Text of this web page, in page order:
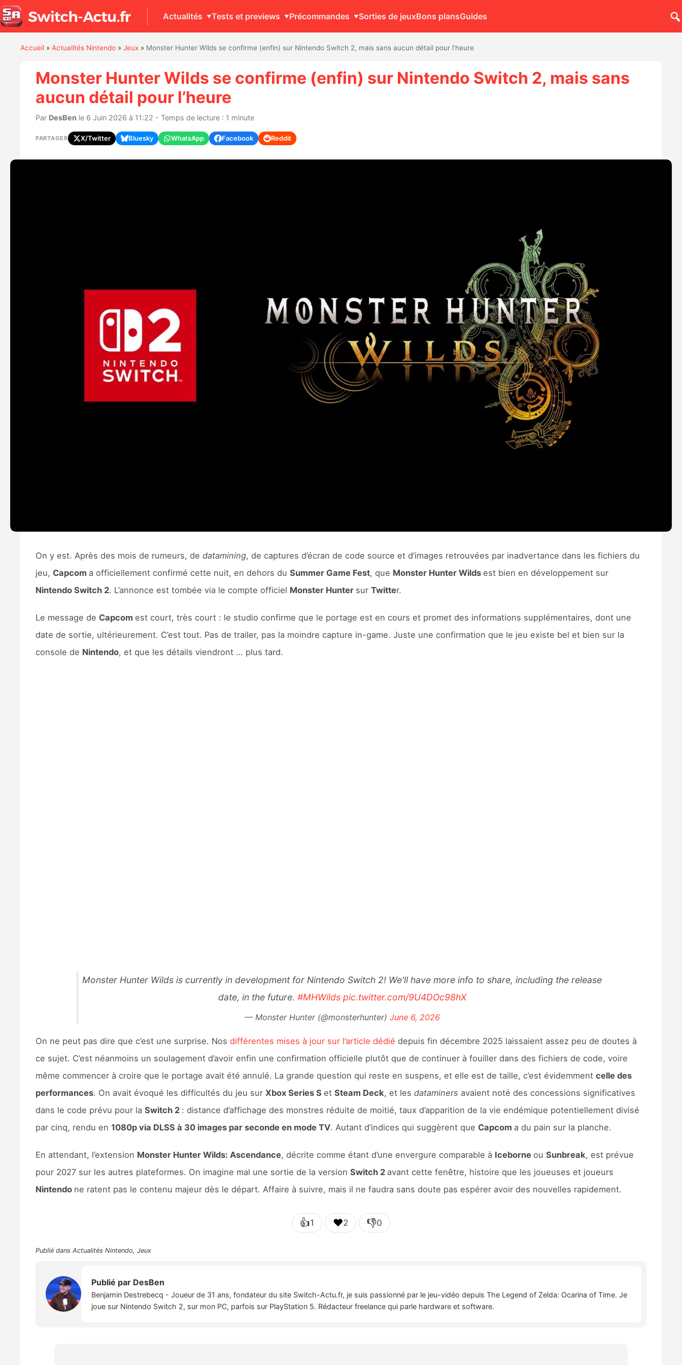
Actualités Tests et previews Précommandes Sorties de jeuxBons plansGuides
Accueil» Actualités Nintendo» Jeux» Monster Hunter Wilds se confirme (enfin) sur Nintendo Switch 2, mais sans aucun détail pour l’heure
Monster Hunter Wilds se confirme (enfin) sur Nintendo Switch 2, mais sans
aucun détail pour l’heure
Par DesBen le 6 Juin 2026 à 11:22 - Temps de lecture : 1 minute
PARTAGER X/Twitter Bluesky WhatsApp Facebook Reddit
On y est. Après des mois de rumeurs, de datamining, de captures d’écran de code source et d’images retrouvées par inadvertance dans les fichiers du
jeu, Capcom a officiellement confirmé cette nuit, en dehors du Summer Game Fest, que Monster Hunter Wilds est bien en développement sur
Nintendo Switch 2. L’annonce est tombée via le compte officiel Monster Hunter sur Twitter.
Le message de Capcom est court, très court : le studio confirme que le portage est en cours et promet des informations supplémentaires, dont une
date de sortie, ultérieurement. C’est tout. Pas de trailer, pas la moindre capture in-game. Juste une confirmation que le jeu existe bel et bien sur la
console de Nintendo, et que les détails viendront … plus tard.
Monster Hunter Wilds is currently in development for Nintendo Switch 2! We'll have more info to share, including the release
date, in the future. #MHWilds pic.twitter.com/9U4DOc98hX
— Monster Hunter (@monsterhunter) June 6, 2026
On ne peut pas dire que c’est une surprise. Nos différentes mises à jour sur l’article dédié depuis fin décembre 2025 laissaient assez peu de doutes à
ce sujet. C’est néanmoins un soulagement d’avoir enfin une confirmation officielle plutôt que de continuer à fouiller dans des fichiers de code, voire
même commencer à croire que le portage avait été annulé. La grande question qui reste en suspens, et elle est de taille, c’est évidemment celle des
performances. On avait évoqué les difficultés du jeu sur Xbox Series S et Steam Deck, et les dataminers avaient noté des concessions significatives
dans le code prévu pour la Switch 2 : distance d’affichage des monstres réduite de moitié, taux d’apparition de la vie endémique potentiellement divisé
par cinq, rendu en 1080p via DLSS à 30 images par seconde en mode TV. Autant d’indices qui suggèrent que Capcom a du pain sur la planche.
En attendant, l’extension Monster Hunter Wilds: Ascendance, décrite comme étant d’une envergure comparable à Iceborne ou Sunbreak, est prévue
pour 2027 sur les autres plateformes. On imagine mal une sortie de la version Switch 2 avant cette fenêtre, histoire que les joueuses et joueurs
Nintendo ne ratent pas le contenu majeur dès le départ. Affaire à suivre, mais il ne faudra sans doute pas espérer avoir des nouvelles rapidement.
👍1 ❤️2 👎0
Publié dans Actualités Nintendo, Jeux
Publié par DesBen
Benjamin Destrebecq - Joueur de 31 ans, fondateur du site Switch-Actu.fr, je suis passionné par le jeu-vidéo depuis The Legend of Zelda: Ocarina of Time. Je
joue sur Nintendo Switch 2, sur mon PC, parfois sur PlayStation 5. Rédacteur freelance qui parle hardware et software.